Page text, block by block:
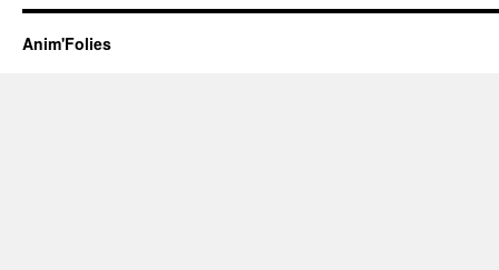
Anim'Folies